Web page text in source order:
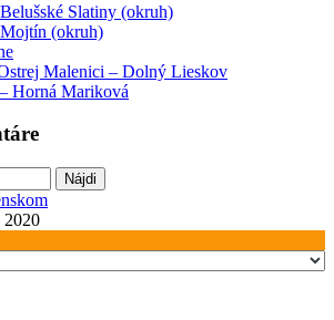
Slatiny (okruh)
(okruh)
Malenici – Dolný Lieskov
Horná Mariková
2020